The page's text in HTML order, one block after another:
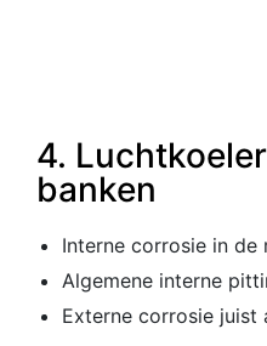
4.
banken
Interne corrosie in de
Algemene interne
Externe corrosie juist